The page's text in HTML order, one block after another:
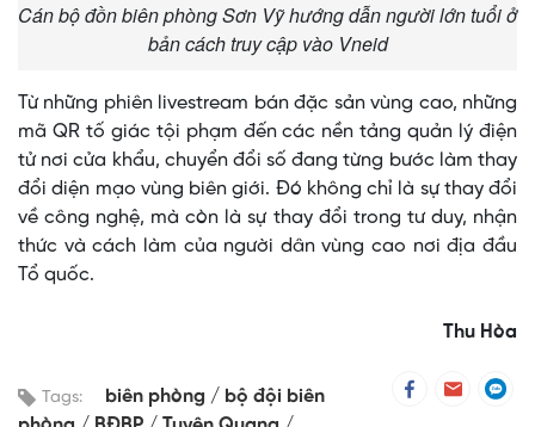
Cán bộ đồn biên phòng Sơn Vỹ hướng dẫn người lớn tuổi ở
bản cách truy cập vào Vneid
Từ những phiên livestream bán đặc sản vùng cao, những
mã QR tố giác tội phạm đến các nền tảng quản lý điện
tử nơi cửa khẩu, chuyển đổi số đang từng bước làm thay
đổi diện mạo vùng biên giới. Đó không chỉ là sự thay đổi
về công nghệ, mà còn là sự thay đổi trong tư duy, nhận
thức và cách làm của người dân vùng cao nơi địa đầu
Tổ quốc.
Thu Hòa
Tags: biên phòng
bộ đội biên